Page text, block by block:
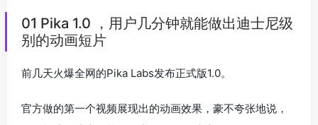
01 Pika 1.0 ，用户几分钟就能做出迪士尼级
别的动画短片
前几天火爆全网的Pika Labs发布正式版1.0。
官方做的第一个视频展现出的动画效果，豪不夸张地说，